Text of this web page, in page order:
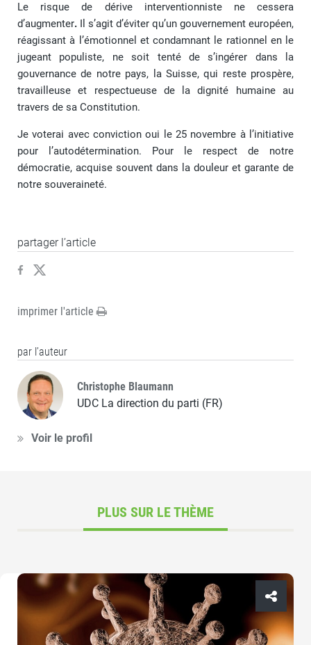
Le risque de dérive interventionniste ne cessera
d’augmenter.
Il s’agit d’éviter qu’un gouvernement européen,
réagissant à l’émotionnel et condamnant le rationnel en le
jugeant populiste, ne soit tenté de s’ingérer dans la
gouvernance de notre pays, la Suisse, qui reste prospère,
travailleuse et respectueuse de la dignité humaine au
travers de sa Constitution.
Je voterai avec conviction oui le 25 novembre à l’initiative
pour l’autodétermination.
Pour le respect de notre
démocratie, acquise souvent dans la douleur et garante de
notre souveraineté.
partager l’article
imprimer l'article
par l’auteur
Christophe Blaumann
UDC La direction du parti (FR)
Voir le profil
PLUS SUR LE THÈME